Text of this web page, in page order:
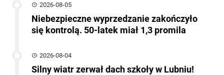
2026-08-05
Niebezpieczne wyprzedzanie zakończyło
się kontrolą. 50-latek miał 1,3 promila
2026-08-04
Silny wiatr zerwał dach szkoły w Lubniu!